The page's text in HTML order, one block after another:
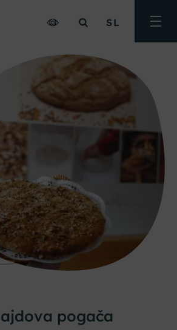
SL
pogača